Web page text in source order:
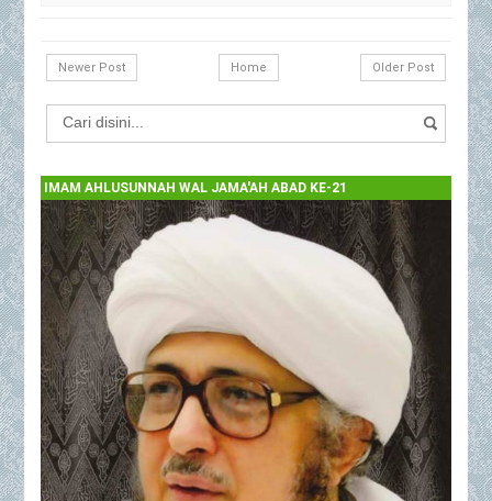
Newer Post Older Post
Home
IMAM AHLUSUNNAH WAL JAMA'AH ABAD KE-21